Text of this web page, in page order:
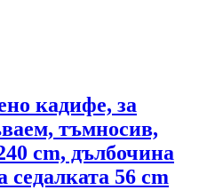
кадифе, за
тъмносив,
cm, дълбочина
седалката 56 cm